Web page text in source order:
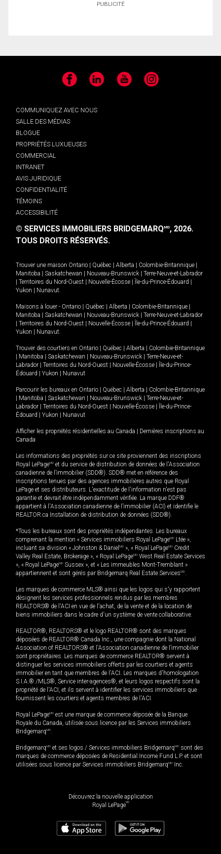
PUBLICITÉ
Facebook LinkedIn YouTube Instagram
COMMUNIQUEZ AVEC NOUS
SALLE DES MÉDIAS
BLOGUE
PROPRIÉTÉS LUXUEUSES
COMMERCIAL
INTRANET
AVIS JURIDIQUE
CONFIDENTIALITÉ
TÉMOINS
ACCESSIBILITÉ
© SERVICES IMMOBILIERS BRIDGEMARQMD, 2026.
TOUS DROITS RÉSERVÉS.
Trouver une maison Ontario | Québec | Alberta | Colombie-Britannique |
Manitoba | Saskatchewan | Nouveau-Brunswick | Terre-Neuve-et-Labrador
| Territoires du Nord-Ouest | Nouvelle-Écosse | Île-du-Prince-Édouard |
Yukon | Nunavut
Maisons à louer - Ontario | Québec | Alberta | Colombie-Britannique |
Manitoba | Saskatchewan | Nouveau-Brunswick | Terre-Neuve-et-Labrador
| Territoires du Nord-Ouest | Nouvelle-Écosse | Île-du-Prince-Édouard |
Yukon | Nunavut
Trouver des courtiers en Ontario | Québec | Alberta | Colombie-Britannique
| Manitoba | Saskatchewan | Nouveau-Brunswick | Terre-Neuve-et-
Labrador | Territoires du Nord-Ouest | Nouvelle-Écosse | Île-du-Prince-
Édouard | Yukon | Nunavut
Parcourir les bureaux en Ontario | Québec | Alberta | Colombie-Britannique
| Manitoba | Saskatchewan | Nouveau-Brunswick | Terre-Neuve-et-
Labrador | Territoires du Nord-Ouest | Nouvelle-Écosse | Île-du-Prince-
Édouard | Yukon | Nunavut
Afficher les propriétés résidentielles au Canada | Dernières inscriptions au
Canada
Les informations des propriétés sur ce site proviennent des inscriptions
Royal LePageMD et du service de distribution de données de l'Association
canadienne de l’immobilier (SDD®). SDD® met en référence des
inscriptions tenues par des agences immobilières autres que Royal
LePage et ses distributeurs. L'exactitude de l'information n'est pas
garantie et devrait être indépendamment vérifiée. La marque DDF®
appartient à l'Association canadienne de l’immobilier (ACI) et identifie le
REALTOR.ca Installation de distribution de données (SDD®).
*Tous les bureaux sont des propriétés indépendantes. Les bureaux
comprenant la mention « Services immobiliers Royal LePageMD Ltée »,
incluant sa division « Johnston & Daniel MD », « Royal LePageMD Credit
Valley Real Estate, Brokerage », « Royal LePageMD West Real Estate Services
», « Royal LePageMD Sussex », et « Les immeubles Mont-Tremblant »
appartiennent et sont gérés par Bridgemarq Real Estate ServicesMD
Les marques de commerce MLS® ainsi que les logos qui s'y rapportent
désignent les services professionnels rendus par les membres
REALTORS® de l'ACI en vue de l'achat, de la vente et de la location de
biens immobiliers dans le cadre d'un système de vente collaborative.
REALTOR®, REALTORS® et le logo REALTOR® sont des marques
déposées de REALTOR® Canada Inc., une compagnie dont la National
Association of REALTORS® et l'Association canadienne de l’immobilier
sont propriétaires. Les marques de commerce REALTOR® servent à
distinguer les services immobiliers offerts par les courtiers et agents
immobilier en tant que membres de l'ACI. Les marques d'homologation
S.I.A.® /MLS®, Service inter-agences®, et leurs logos respectifs sont la
propriété de l'ACI, et ils servent à identifier les services immobiliers que
fournissent les courtiers et agents membres de l'ACI.
Royal LePageMD est une marque de commerce déposée de la Banque
Royale du Canada, utilisée sous licence par les Services immobiliers
BridgemarqMD
BridgemarqMD et ses logos / Services immobiliers BridgemarqMD sont des
marques de commerce déposées de Residential Income Fund L.P. et sont
utilisées sous licence par Services immobiliers BridgemarqMD Inc.
Découvrez la nouvelle application
Royal LePageMD